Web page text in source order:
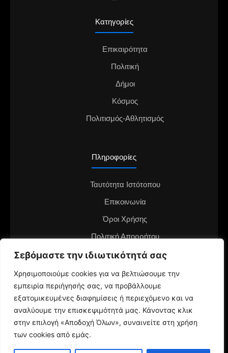
Σεβόμαστε την ιδιωτικότητά σας
Χρησιμοποιούμε cookies για να βελτιώσουμε την
εμπειρία περιήγησής σας, να προβάλλουμε
εξατομικευμένες διαφημίσεις ή περιεχόμενο και να
αναλύουμε την επισκεψιμότητά μας. Κάνοντας κλικ
στην επιλογή «Αποδοχή Όλων», συναινείτε στη χρήση
των cookies από εμάς.
Κατηγορίες
Επικαιρότητα
Πολιτική
Δήμοι
Κόσμος
Πολιτισμός-Αθλητισμός
Πληροφορίες
Ταυτότητα Ιστότοπου
Επικοινωνία
Όροι Χρήσης
Πολιτική Απορρήτου
Διαφημιστείτε στο notianea.gr
Γίνε ο ανταποκριτής στην περιοχή σου
© 2024 NotiaNea.gr | Maintained by